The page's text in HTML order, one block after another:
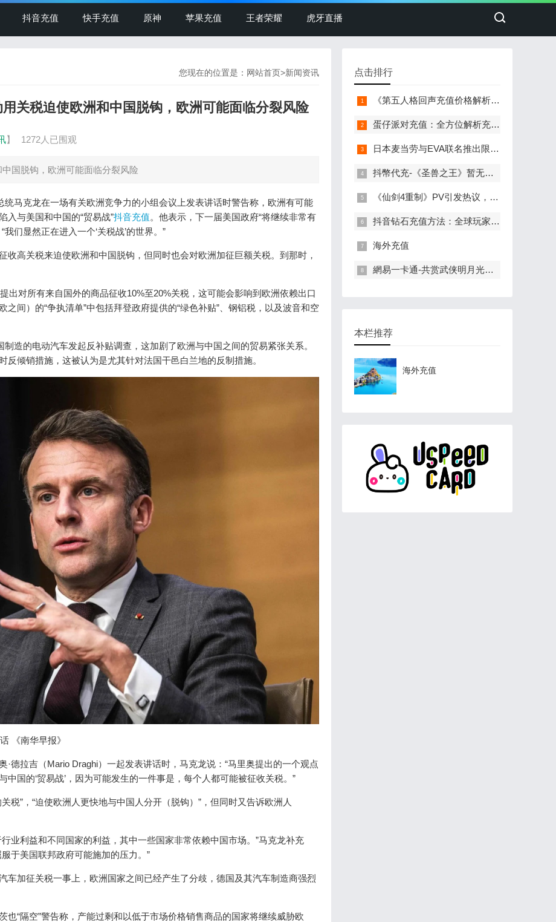
抖音充值 快手充值 原神 苹果充值 王者荣耀 虎牙直播
您现在的位置是： 网站首页>新闻资讯
关税迫使欧洲和中国脱钩，欧洲可能面临分裂风险
】 1272人已围观
国脱钩，欧洲可能面临分裂风险
统马克龙在一场有关欧洲竞争力的小组会议上发表讲话时警告称，欧洲有可能
入与美国和中国的“贸易战”抖音充值。他表示，下一届美国政府“将继续非常有
们显然正在进入一个‘关税战’的世界。”
高关税来迫使欧洲和中国脱钩，但同时也会对欧洲加征巨额关税。到那时，
出对所有来自国外的商品征收10%至20%关税，这可能会影响到欧洲依赖出口
间）的“争执清单”中包括拜登政府提供的“绿色补贴”、钢铝税，以及波音和空
造的电动汽车发起反补贴调查，这加剧了欧洲与中国之间的贸易紧张关系。
倾销措施，这被认为是尤其针对法国干邑白兰地的反制措施。
《南华早报》
德拉吉（Mario Draghi）一起发表讲话时，马克龙说：“马里奥提出的一个观点
国的‘贸易战’，因为可能发生的一件事是，每个人都可能被征收关税。”
税”，“迫使欧洲人更快地与中国人分开（脱钩）”，但同时又告诉欧洲人
业利益和不同国家的利益，其中一些国家非常依赖中国市场。”马克龙补充
于美国联邦政府可能施加的压力。”
车加征关税一事上，欧洲国家之间已经产生了分歧，德国及其汽车制造商强烈
“隔空”警告称，产能过剩和以低于市场价格销售商品的国家将继续威胁欧
点击排行
《第五人格回声充值价格解析及uspeedcard.com充值流程指南
蛋仔派对充值：全方位解析充值流程与常见问题
日本麦当劳与EVA联名推出限定玩具，充值抖币参与抽奖赢取
抖幣代充-《圣兽之王》暂无计划推出DLC或续集 也不会登陆PC
《仙剑4重制》PV引发热议，玩家戏称“村里第一个抖音充币的复读生”
抖音钻石充值方法：全球玩家的游戏充值指南
海外充值
網易一卡通-共赏武侠明月光！《剑网3》×《秦时明月》联动正式开启
本栏推荐
海外充值